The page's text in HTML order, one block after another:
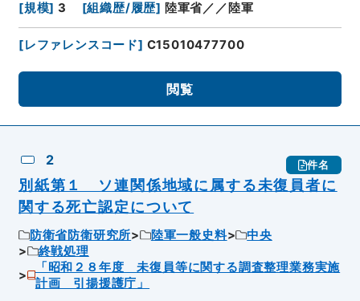
[規模] 3 [組織歴/履歴] 陸軍省／／陸軍
[レファレンスコード] C15010477700
閲覧
2 件名
別紙第１ ソ連関係地域に属する未復員者に
関する死亡認定について
防衛省防衛研究所 陸軍一般史料
中央
終戦処理
「昭和２８年度 未復員等に関する調査整理業務実施
計画 引揚援護庁」